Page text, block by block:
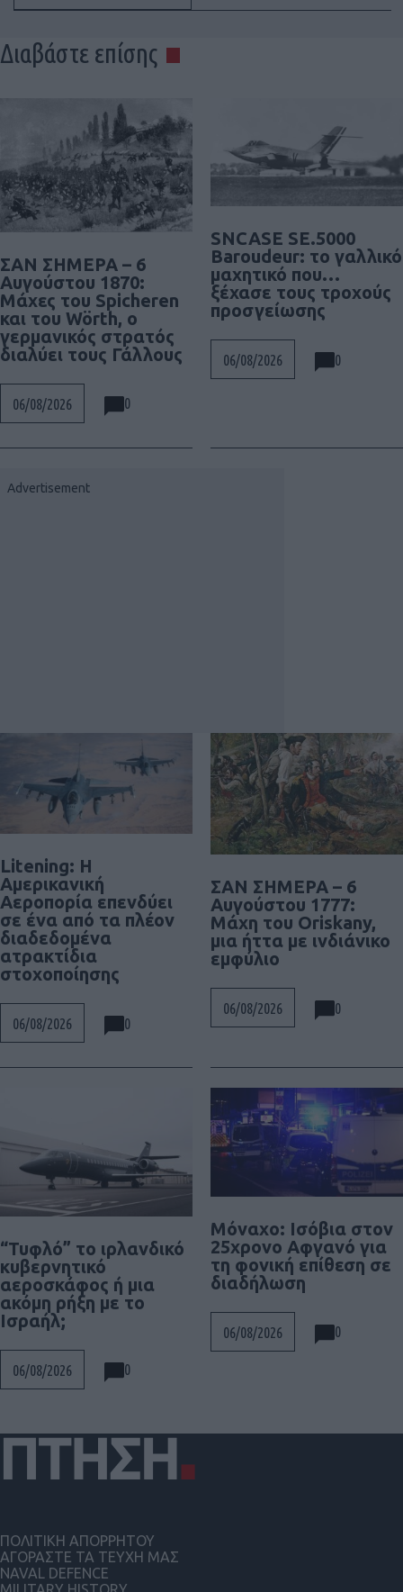
Διαβάστε επίσης
ΣΑΝ ΣΗΜΕΡΑ – 6
Αυγούστου 1870:
Μάχες του Spicheren
και του Wörth, ο
γερμανικός στρατός
διαλύει τους Γάλλους
06/08/2026 0
SNCASE SE.5000
Baroudeur: το γαλλικό
μαχητικό που…
ξέχασε τους τροχούς
προσγείωσης
06/08/2026 0
Litening: Η
Αμερικανική
Αεροπορία επενδύει
σε ένα από τα πλέον
διαδεδομένα
ατρακτίδια
στοχοποίησης
06/08/2026 0
ΣΑΝ ΣΗΜΕΡΑ – 6
Αυγούστου 1777:
Μάχη του Oriskany,
μια ήττα με ινδιάνικο
εμφύλιο
06/08/2026 0
“Τυφλό” το ιρλανδικό
κυβερνητικό
αεροσκάφος ή μια
ακόμη ρήξη με το
Ισραήλ;
06/08/2026 0
Μόναχο: Ισόβια στον
25χρονο Αφγανό για
τη φονική επίθεση σε
διαδήλωση
06/08/2026 0
ΠΟΛΙΤΙΚΗ ΑΠΟΡΡΗΤΟΥ
ΑΓΟΡΑΣΤΕ ΤΑ ΤΕΥΧΗ ΜΑΣ
NAVAL DEFENCE